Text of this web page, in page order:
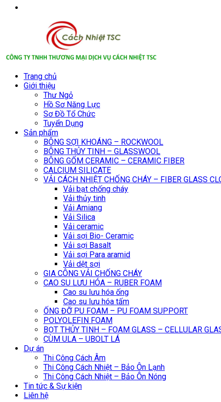
Trang chủ
Giới thiệu
Thư Ngỏ
Hồ Sơ Năng Lực
Sơ Đồ Tổ Chức
Tuyển Dụng
Sản phẩm
BÔNG SỢI KHOÁNG – ROCKWOOL
BÔNG THỦY TINH – GLASSWOOL
BÔNG GỐM CERAMIC – CERAMIC FIBER
CALCIUM SILICATE
VẢI CÁCH NHIỆT CHỐNG CHÁY – FIBER GLASS
Vải bạt chống cháy
Vải thủy tinh
Vải Amiang
Vải Silica
Vải ceramic
Vải sợi Bio- Ceramic
Vải sợi Basalt
Vải sợi Para aramid
Vải dệt sợi
GIA CÔNG VẢI CHỐNG CHÁY
CAO SU LƯU HÓA – RUBER FOAM
Cao su lưu hóa ống
Cao su lưu hóa tấm
ỐNG ĐỠ PU FOAM – PU FOAM SUPPORT
POLYOLEFIN FOAM
BỌT THỦY TINH – FOAM GLASS – CELLULAR
CÙM ULA – UBOLT LÁ
Dự án
Thi Công Cách Âm
Thi Công Cách Nhiệt – Bảo Ôn Lạnh
Thi Công Cách Nhiệt – Bảo Ôn Nóng
Tin tức & Sự kiện
Liên hệ